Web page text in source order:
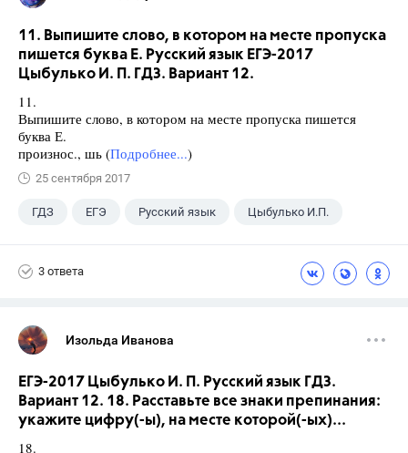
11. Выпишите слово, в котором на месте пропуска
пишется буква Е. Русский язык ЕГЭ-2017
Цыбулько И. П. ГДЗ. Вариант 12.
11.
Выпишите слово, в котором на месте пропуска пишется
буква Е.
произнос., шь (Подробнее...)
25 сентября 2017
ГДЗ ЕГЭ Русский язык Цыбулько И.П.
3 ответа
Изольда Иванова
ЕГЭ-2017 Цыбулько И. П. Русский язык ГДЗ.
Вариант 12. 18. Расставьте все знаки препинания:
укажите цифру(-ы), на месте которой(-ых)...
18.